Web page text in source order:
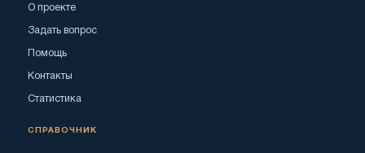
О проекте
Задать вопрос
Помощь
Контакты
Статистика
СПРАВОЧНИК